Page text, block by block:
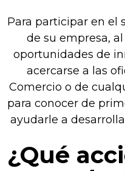
Para participar en el
de su empresa,
oportunidades de
acercarse a las
Comercio o de
para conocer de
ayudarle a
¿Qué